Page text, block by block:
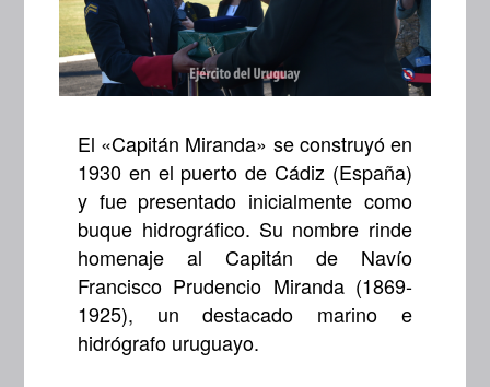
El «Capitán Miranda» se construyó en
1930 en el puerto de Cádiz (España)
y fue presentado inicialmente como
buque hidrográfico. Su nombre rinde
homenaje al Capitán de Navío
Francisco Prudencio Miranda (1869-
1925), un destacado marino e
hidrógrafo uruguayo.